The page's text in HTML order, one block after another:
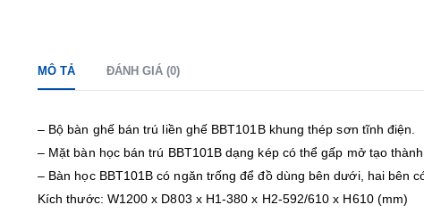
MÔ TẢ ĐÁNH GIÁ (0)
– Bộ bàn ghế bán trú liền ghế BBT101B khung thép sơn tĩnh điện.
– Mặt bàn học bán trú BBT101B dạng kép có thể gấp mở tạo
– Bàn học BBT101B có ngăn trống để đồ dùng bên dưới, hai bên
Kích thước: W1200 x D803 x H1-380 x H2-592/610 x H610 (mm)